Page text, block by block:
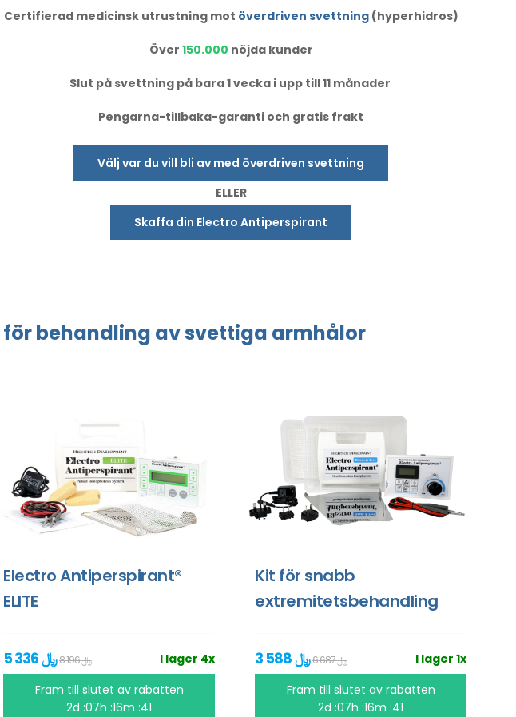
Certifierad medicinsk utrustning mot överdriven svettning(hyperhidros)
Över 150.000 nöjda kunder
Slut på svettning på bara 1 vecka i upp till 11 månader
Pengarna-tillbaka-garanti och gratis frakt
Välj var du vill bli av med överdriven svettning
ELLER
Skaffa din Electro Antiperspirant
för behandling av svettiga armhålor
Electro Antiperspirant®
ELITE
I lager 4x 5 336 ﷼ 8 196 ﷼
Fram till slutet av rabatten
2d :07h :16m :40
Kit för snabb
extremitetsbehandling
I lager 1x 3 588 ﷼ 6 687 ﷼
Fram till slutet av rabatten
2d :07h :16m :40